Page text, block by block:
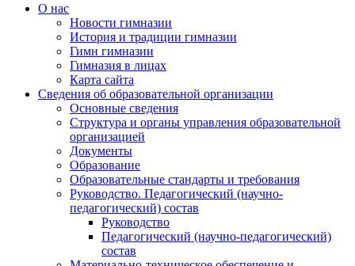
О нас
Новости гимназии
История и традиции гимназии
Гимн гимназии
Гимназия в лицах
Карта сайта
Сведения об образовательной организации
Основные сведения
Структура и органы управления образовательной
организацией
Документы
Образование
Образовательные стандарты и требования
Руководство. Педагогический (научно-
педагогический) состав
Руководство
Педагогический (научно-педагогический)
состав